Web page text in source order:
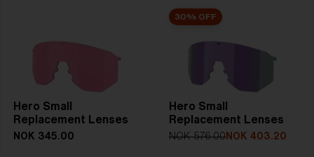
Hero Small
Replacement Lenses
NOK 345.00
30% OFF
Hero Small
Replacement Lenses
NOK 576.00 NOK 403.20